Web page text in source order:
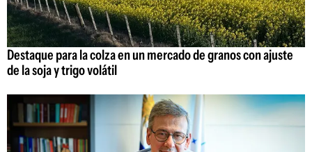
Destaque para la colza en un mercado de granos con ajuste
de la soja y trigo volátil